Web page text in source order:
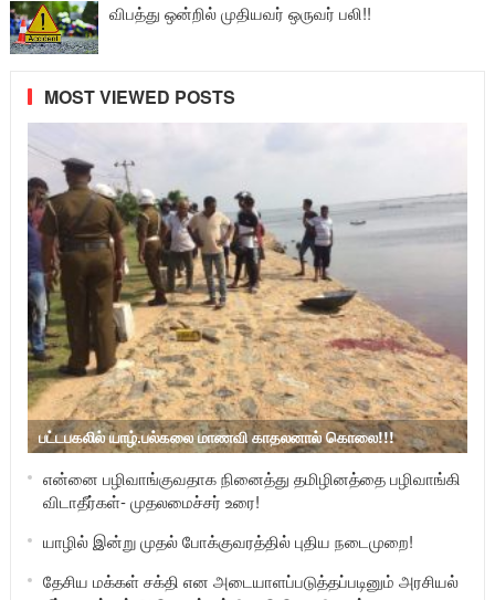
விபத்து ஒன்றில் முதியவர் ஒருவர் பலி!!
MOST VIEWED POSTS
பட்டபகலில் யாழ்.பல்கலை மாணவி காதலனால் கொலை!!!
என்னை பழிவாங்குவதாக நினைத்து தமிழினத்தை பழிவாங்கி
விடாதீர்கள்- முதலமைச்சர் உரை!
யாழில் இன்று முதல் போக்குவரத்தில் புதிய நடைமுறை!
தேசிய மக்கள் சக்தி என அடையாளப்படுத்தப்படினும் அரசியல்